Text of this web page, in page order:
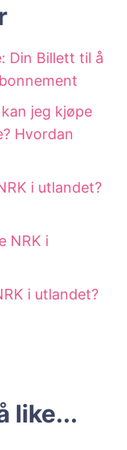
Din Billett til å
jeg kjøpe
Hvordan
i utlandet?
NRK i
i utlandet?
like...